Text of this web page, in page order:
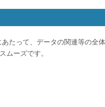
たって、データの関連等の全
ムーズです。